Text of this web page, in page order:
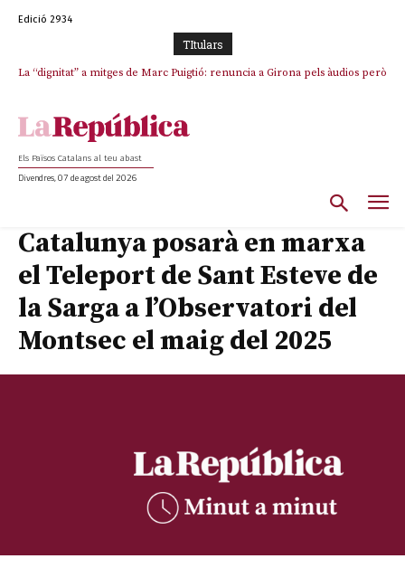
Edició 2934
TItulars
La “dignitat” a mitges de Marc Puigtió: renuncia a Girona pels àudios però
Junts exigeix que Catalunya quedi “fora” del repartiment dels menors
Els Països Catalans al teu abast
Divendres, 07 de agost del 2026
Catalunya posarà en marxa
el Teleport de Sant Esteve de
la Sarga a l’Observatori del
Montsec el maig del 2025